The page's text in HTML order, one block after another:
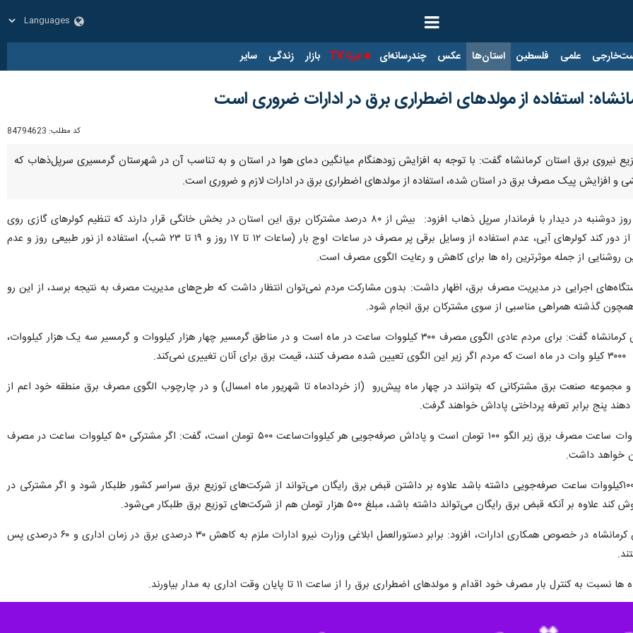
علمی فلسطین استان‌ها عکس چندرسانه‌ای ایرنا TV بازار زندگی سایر
استفاده از مولدهای اضطراری برق در ادارات ضروری است
کد مطلب: 84794623